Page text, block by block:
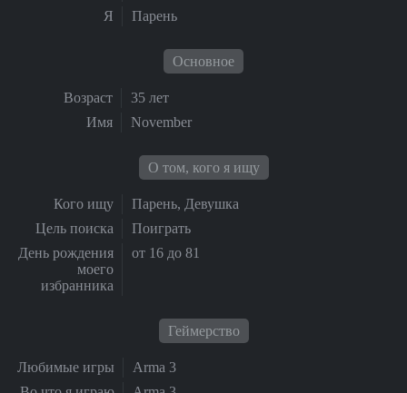
Я
Парень
Основное
Возраст
35 лет
Имя
November
О том, кого я ищу
Кого ищу
Парень, Девушка
Цель поиска
Поиграть
День рождения
моего
избранника
от 16 до 81
Геймерство
Любимые игры
Arma 3